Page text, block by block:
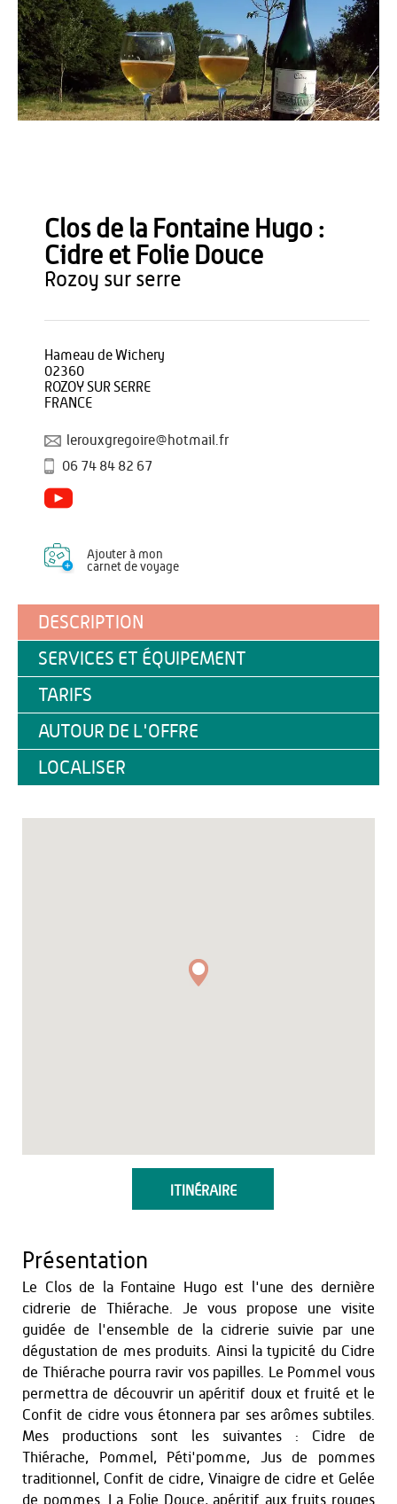
OT du Pays de Thiérache
Clos de la Fontaine Hugo :
Cidre et Folie Douce
rozoy sur serre
Hameau de Wichery
02360
ROZOY SUR SERRE
FRANCE
lerouxgregoire@hotmail.fr
06 74 84 82 67
Ajouter à mon
carnet de voyage
DESCRIPTION
SERVICES ET ÉQUIPEMENT
TARIFS
AUTOUR DE L'OFFRE
LOCALISER
ITINÉRAIRE
Présentation
Le Clos de la Fontaine Hugo est l'une des dernière
cidrerie de Thiérache. Je vous propose une visite
guidée de l'ensemble de la cidrerie suivie par une
dégustation de mes produits. Ainsi la typicité du Cidre
de Thiérache pourra ravir vos papilles. Le Pommel vous
permettra de découvrir un apéritif doux et fruité et le
Confit de cidre vous étonnera par ses arômes subtiles.
Mes productions sont les suivantes : Cidre de
Thiérache, Pommel, Péti'pomme, Jus de pommes
traditionnel, Confit de cidre, Vinaigre de cidre et Gelée
de pommes. La Folie Douce, apéritif aux fruits rouges